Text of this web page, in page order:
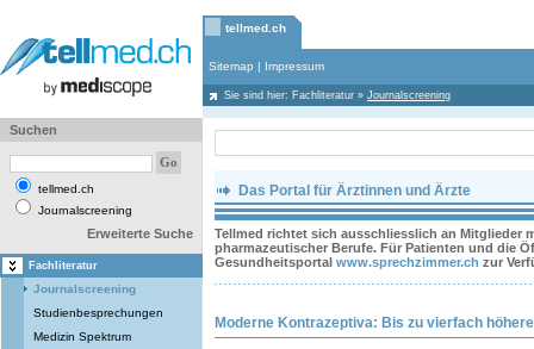
tellmed.ch
Sitemap | Impressum
Sie sind hier: Fachliteratur » Journalscreening
Suchen
tellmed.ch
Journalscreening
Erweiterte Suche
Fachliteratur
Journalscreening
Studienbesprechungen
Medizin Spektrum
Das Portal für Ärztinnen und Ärzte
Tellmed richtet sich ausschliesslich an Mitglieder
pharmazeutischer Berufe. Für Patienten und die
Gesundheitsportal www.sprechzimmer.ch zur
Moderne Kontrazeptiva: Bis zu vierfach